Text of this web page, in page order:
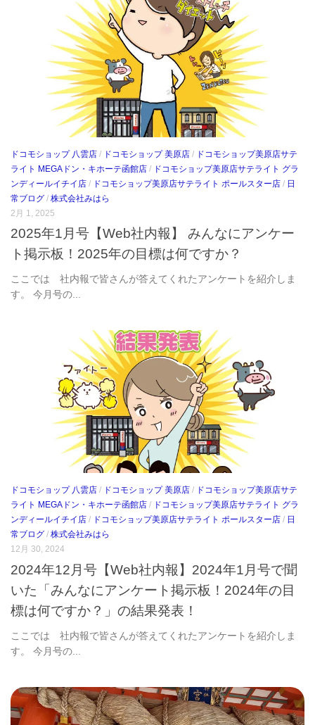
ドコモショップ 八雲店 / ドコモショップ 美原店 / ドコモショップ美原店サテ
ライト MEGAドン・キホーテ函館店 / ドコモショップ美原店サテライト グラ
ンディールイチイ店 / ドコモショップ美原店サテライト ポールスター店 / 日
常ブログ / 株式会社みはら
2月 1, 2025
2025年1月号【Web社内報】 みんなにアンケー
ト掲示板！2025年の目標は何ですか？
ここでは 社内報で皆さんが答えてくれたアンケートを紹介しま
す。 今月号の...
ドコモショップ 八雲店 / ドコモショップ 美原店 / ドコモショップ美原店サテ
ライト MEGAドン・キホーテ函館店 / ドコモショップ美原店サテライト グラ
ンディールイチイ店 / ドコモショップ美原店サテライト ポールスター店 / 日
常ブログ / 株式会社みはら
12月 30, 2024
2024年12月号【Web社内報】2024年1月号で聞
いた「みんなにアンケート掲示板！2024年の目
標は何ですか？」の結果発表！
ここでは 社内報で皆さんが答えてくれたアンケートを紹介しま
す。 今月号の...